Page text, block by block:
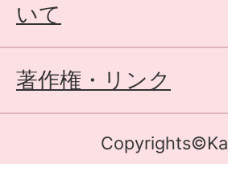
いて
著作権・リンク